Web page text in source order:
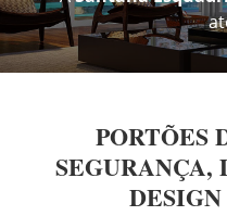
PORTÕES